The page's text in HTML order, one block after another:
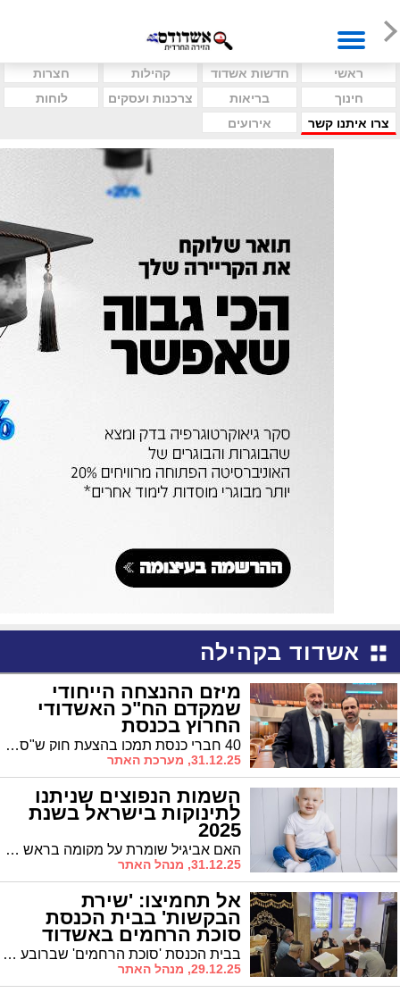
ראשי חדשות אשדוד קהילות
חצרות
חינוך
בריאות צרכנות ועסקים
לוחות
צרו איתנו קשר
אירועים
אשדוד בקהילה
מיזם ההנצחה הייחודי
שמקדם הח"כ האשדודי
החרוץ בכנסת
40 חברי כנסת תמכו בהצעת חוק ש"ס, ללא מתנגדים • היום יצוין בכ"ג בטבת, יום טביעת הספינה שבה נספו 44 יהודים בדרך לארץ • דרעי: "סגירת מעגל עבור העדה המרוקאית המפוארת"
31.12.25, מערכת האתר
השמות הנפוצים שניתנו
לתינוקות בישראל בשנת
2025
האם אביגיל שומרת על מקומה בראש טבלת השמות הנפוצים? ואצל הבנים יש שינוי? מה השמות החדשים שהתגנבו השנה? והאם יש באמת שינויים ברשימת השמות משנה לשנה? אם התלבטתם איך לקרוא לילד או לילדה שלכם, רשות האוכלוסין וההגירה עם רשימת השמות הפופולריים בישראל
31.12.25, מנהל האתר
אל תחמיצו: 'שירת
הבקשות' בבית הכנסת
סוכת הרחמים באשדוד
בבית הכנסת 'סוכת הרחמים' שברובע המע"ר יערך במוצאי השבת הקרובה מעמד 'שירת הבקשות'. מה בתוכנית?
29.12.25, מנהל האתר